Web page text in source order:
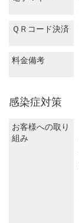
ＱＲコード決済
料金備考
感染症対策
お客様への取り
組み